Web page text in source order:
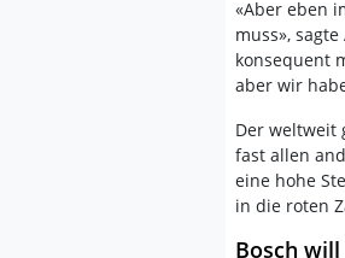
«Aber eben
muss»,
konsequent
aber wir
Der weltweit
fast allen
eine hohe
in die roten
Bosch